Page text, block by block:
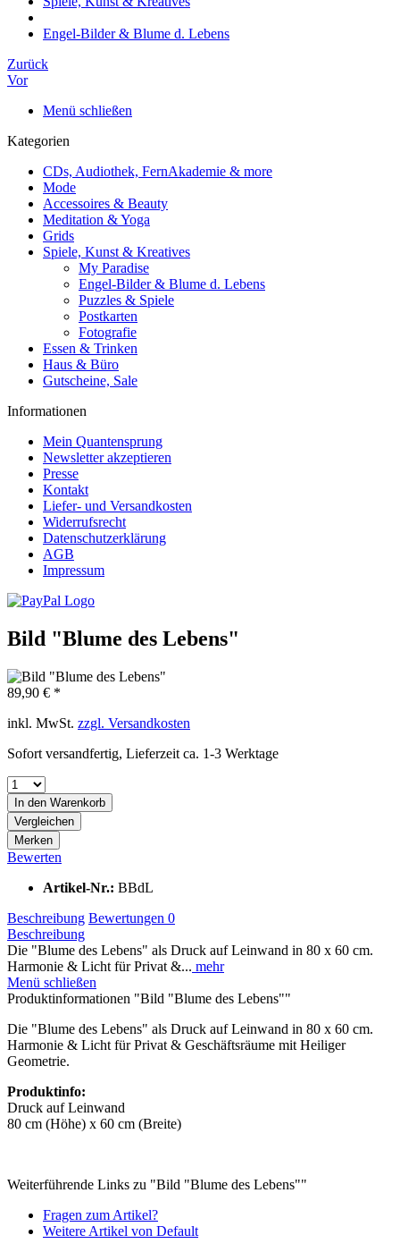
Engel-Bilder & Blume d. Lebens
Zurück
Vor
Menü schließen
Kategorien
CDs, Audiothek, FernAkademie & more
Mode
Accessoires & Beauty
Meditation & Yoga
Grids
Spiele, Kunst & Kreatives
My Paradise
Engel-Bilder & Blume d. Lebens
Puzzles & Spiele
Postkarten
Fotografie
Essen & Trinken
Haus & Büro
Gutscheine, Sale
Informationen
Mein Quantensprung
Newsletter akzeptieren
Presse
Kontakt
Liefer- und Versandkosten
Widerrufsrecht
Datenschutzerklärung
AGB
Impressum
Bild "Blume des Lebens"
89,90 € *
inkl. MwSt. zzgl. Versandkosten
Sofort versandfertig, Lieferzeit ca. 1-3 Werktage
In den Warenkorb
Vergleichen
Merken
Bewerten
Artikel-Nr.: BBdL
Beschreibung Bewertungen 0
Beschreibung
Die "Blume des Lebens" als Druck auf Leinwand in 80 x 60 cm.
Harmonie & Licht für Privat &... mehr
Menü schließen
Produktinformationen "Bild "Blume des Lebens""
Die "Blume des Lebens" als Druck auf Leinwand in 80 x 60 cm.
Harmonie & Licht für Privat & Geschäftsräume mit Heiliger
Geometrie.
Produktinfo:
Druck auf Leinwand
80 cm (Höhe) x 60 cm (Breite)
Weiterführende Links zu "Bild "Blume des Lebens""
Fragen zum Artikel?
Weitere Artikel von Default